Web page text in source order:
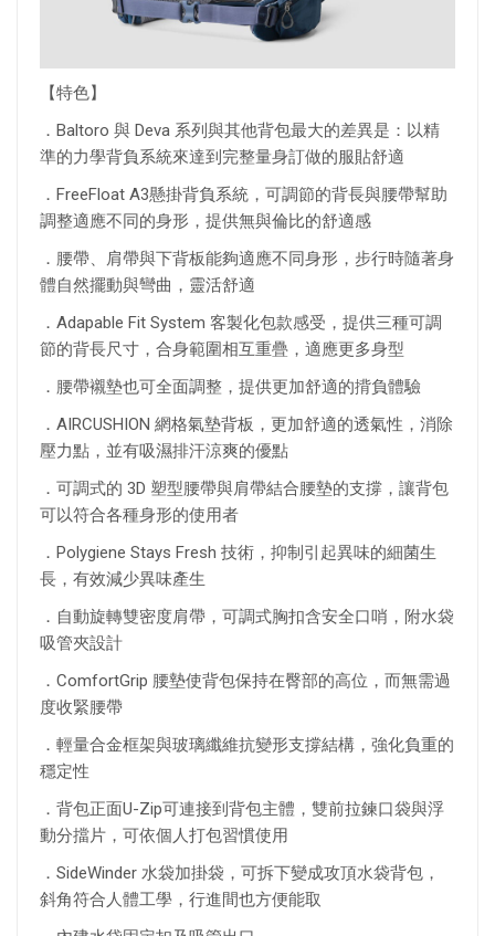
【特色】
．Baltoro 與 Deva 系列與其他背包最大的差異是：以精
準的力學背負系統來達到完整量身訂做的服貼舒適
．FreeFloat A3懸掛背負系統，可調節的背長與腰帶幫助
調整適應不同的身形，提供無與倫比的舒適感
．腰帶、肩帶與下背板能夠適應不同身形，步行時隨著身
體自然擺動與彎曲，靈活舒適
．Adapable Fit System 客製化包款感受，提供三種可調
節的背長尺寸，合身範圍相互重疊，適應更多身型
．腰帶襯墊也可全面調整，提供更加舒適的揹負體驗
．AIRCUSHION 網格氣墊背板，更加舒適的透氣性，消除
壓力點，並有吸濕排汗涼爽的優點
．可調式的 3D 塑型腰帶與肩帶結合腰墊的支撐，讓背包
可以符合各種身形的使用者
．Polygiene Stays Fresh 技術，抑制引起異味的細菌生
長，有效減少異味產生
．自動旋轉雙密度肩帶，可調式胸扣含安全口哨，附水袋
吸管夾設計
．ComfortGrip 腰墊使背包保持在臀部的高位，而無需過
度收緊腰帶
．輕量合金框架與玻璃纖維抗變形支撐結構，強化負重的
穩定性
．背包正面U-Zip可連接到背包主體，雙前拉鍊口袋與浮
動分擋片，可依個人打包習慣使用
．SideWinder 水袋加掛袋，可拆下變成攻頂水袋背包，
斜角符合人體工學，行進間也方便能取